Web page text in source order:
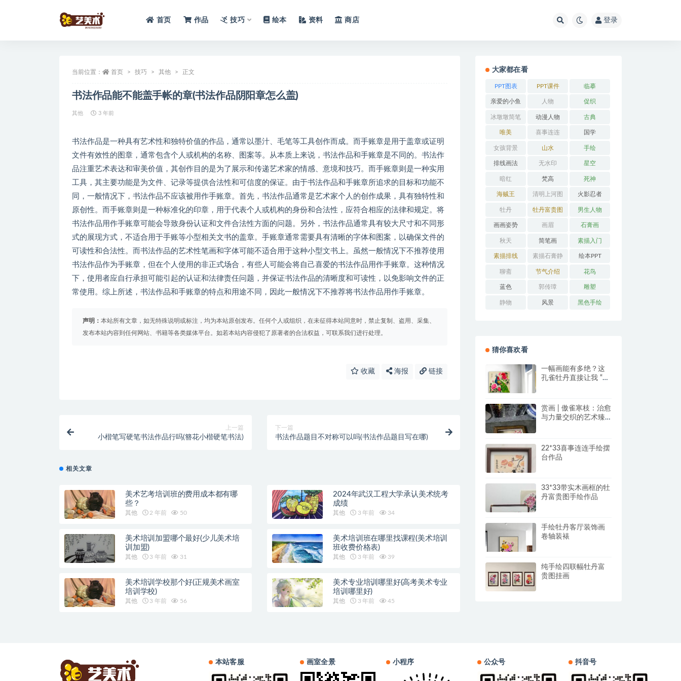
首页 作品 技巧 绘本 资料 商店 登录
当前位置： 首页 技巧 其他 正文
书法作品能不能盖手帐的章(书法作品阴阳章怎么盖)
其他 3 年前
书法作品是一种具有艺术性和独特价值的作品，通常以墨汁、毛笔等工具创作而成。而手账章是用于盖章或证明
文件有效性的图章，通常包含个人或机构的名称、图案等。从本质上来说，书法作品和手账章是不同的。书法作
品注重艺术表达和审美价值，其创作目的是为了展示和传递艺术家的情感、意境和技巧。而手账章则是一种实用
工具，其主要功能是为文件、记录等提供合法性和可信度的保证。由于书法作品和手账章所追求的目标和功能不
同，一般情况下，书法作品不应该被用作手账章。首先，书法作品通常是艺术家个人的创作成果，具有独特性和
原创性。而手账章则是一种标准化的印章，用于代表个人或机构的身份和合法性，应符合相应的法律和规定。将
书法作品用作手账章可能会导致身份认证和文件合法性方面的问题。另外，书法作品通常具有较大尺寸和不同形
式的展现方式，不适合用于手账等小型相关文书的盖章。手账章通常需要具有清晰的字体和图案，以确保文件的
可读性和合法性。而书法作品的艺术性笔画和字体可能不适合用于这种小型文书上。虽然一般情况下不推荐使用
书法作品作为手账章，但在个人使用的非正式场合，有些人可能会将自己喜爱的书法作品用作手账章。这种情况
下，使用者应自行承担可能引起的认证和法律责任问题，并保证书法作品的清晰度和可读性，以免影响文件的正
常使用。综上所述，书法作品和手账章的特点和用途不同，因此一般情况下不推荐将书法作品用作手账章。
声明： 本站所有文章，如无特殊说明或标注，均为本站原创发布。任何个人或组织，在未征得本站同意时，禁止复制、盗用、采集、
发布本站内容到任何网站、书籍等各类媒体平台。如若本站内容侵犯了原著者的合法权益，可联系我们进行处理。
收藏 海报 链接
上一篇
小楷笔写硬笔书法作品行吗(簪花小楷硬笔书法)
下一篇
书法作品题目不对称可以吗(书法作品题目写在哪)
相关文章
美术艺考培训班的费用成本都有哪
些？
其他 2 年前 50
2024年武汉工程大学承认美术统考
成绩
其他 3 年前 34
美术培训加盟哪个最好(少儿美术培
训加盟)
其他 3 年前 31
美术培训班在哪里找课程(美术培训
班收费价格表)
其他 3 年前 39
美术培训学校那个好(正规美术画室
培训学校)
其他 3 年前 56
美术专业培训哪里好(高考美术专业
培训哪里好)
其他 3 年前 45
大家都在看
PPT图表 PPT课件 临摹
亲爱的小鱼 人物 促织
冰墩墩简笔
画
动漫人物 古典
唯美 喜事连连 国学
女孩背景 山水 手绘
排线画法 无水印 星空
暗红 梵高 死神
海贼王 清明上河图 火影忍者
牡丹 牡丹富贵图 男生人物
画画姿势 画眉 石膏画
秋天 简笔画 素描入门
素描排线 素描石膏静
物
绘本PPT
聊斋 节气介绍 花鸟
蓝色 郭传璋 雕塑
静物 风景 黑色手绘
猜你喜欢看
一幅画能有多绝？这
孔雀牡丹直接让我 “哇
赏画 | 傲雀寒枝：治愈
与力量交织的艺术臻
22*33喜事连连手绘摆
台作品
33*33带实木画框的牡
丹富贵图手绘作品
手绘牡丹客厅装饰画
卷轴装裱
纯手绘四联幅牡丹富
贵图挂画
本站客服 画室全景 小程序 公众号 抖音号